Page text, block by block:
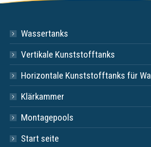
Wassertanks
Vertikale Kunststofftanks
Horizontale Kunststofftanks für
Klärkammer
Montagepools
Start seite